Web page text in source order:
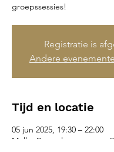
groepssessies!
Registratie is
Andere
Tijd en locatie
05 jun 2025, 19:30 – 22:00
Melle, Brusselsesteenweg